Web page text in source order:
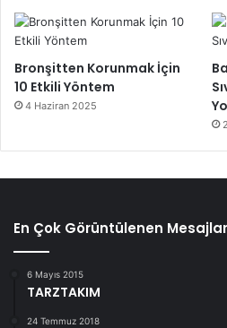
Bronşitten Korunmak İçin
10 Etkili Yöntem
4 Haziran 2025
En Çok Görüntülenen Mesajlar
6 Mayıs 2015
TARZTAKIM
24 Temmuz 2018